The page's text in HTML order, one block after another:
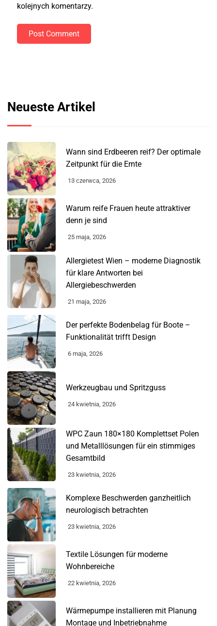
Neueste Artikel
Wann sind Erdbeeren reif? Der optimale
Zeitpunkt für die Ernte
13 czerwca, 2026
Warum reife Frauen heute attraktiver
denn je sind
25 maja, 2026
Allergietest Wien – moderne Diagnostik
für klare Antworten bei
Allergiebeschwerden
21 maja, 2026
Der perfekte Bodenbelag für Boote –
Funktionalität trifft Design
6 maja, 2026
Werkzeugbau und Spritzguss
24 kwietnia, 2026
WPC Zaun 180×180 Komplettset Polen
und Metalllösungen für ein stimmiges
Gesamtbild
23 kwietnia, 2026
Komplexe Beschwerden ganzheitlich
neurologisch betrachten
23 kwietnia, 2026
Textile Lösungen für moderne
Wohnbereiche
22 kwietnia, 2026
Wärmepumpe installieren mit Planung
Montage und Inbetriebnahme
kolejnych komentarzy.
Post Comment